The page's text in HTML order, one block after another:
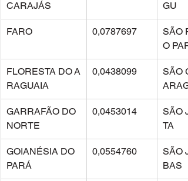
CARAJÁS
GU
FARO 0,0787697
SÃO
O
FLORESTA DO A
RAGUAIA
0,0438099
SÃO
GARRAFÃO DO
NORTE
0,0453014
SÃO
TA
GOIANÉSIA DO
PARÁ
0,0554760
SÃO
BAS